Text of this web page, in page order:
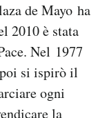
de Mayo ha
2010 è stata
Nel 1977
si ispirò il
ogni
la